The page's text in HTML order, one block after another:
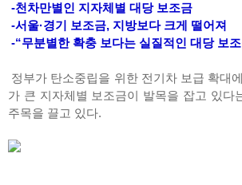
-천차만별인 지자체별 대당 보조금
-서울·경기 보조금, 지방보다 크게 떨어져
-“무분별한 확충 보다는 실질적인 대당 보
정부가 탄소중립을 위한 전기차 보급 확대
가 큰 지자체별 보조금이 발목을 잡고 있다
주목을 끌고 있다.